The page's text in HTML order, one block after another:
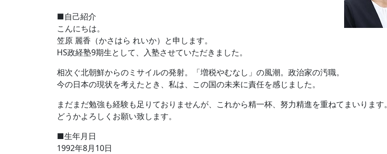
■自己紹介
こんにちは。
笠原 麗香（かさはら れいか）と申します。
HS政経塾9期生として、入塾させていただきました。
相次ぐ北朝鮮からのミサイルの発射。「増税やむなし」の風潮。政治家の汚職。
今の日本の現状を考えたとき、私は、この国の未来に責任を感じました。
まだまだ勉強も経験も足りておりませんが、これから精一杯、努力精進を重ねてまいります。
どうかよろしくお願い致します。
■生年月日
1992年8月10日